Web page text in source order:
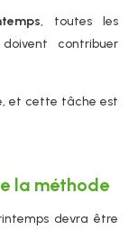
, toutes les
contribuer
et cette tâche est
la méthode
devra être